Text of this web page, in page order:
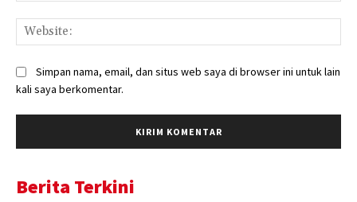
Simpan nama, email, dan situs web saya di browser ini untuk lain
kali saya berkomentar.
Berita Terkini